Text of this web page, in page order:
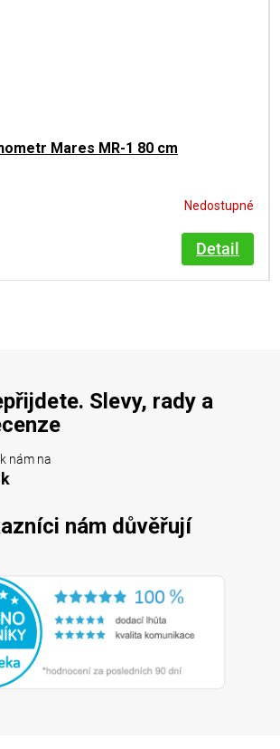
Mares MR-1 80 cm
Nedostupné
Detail
Slevy, rady a
nám na
nám důvěřují